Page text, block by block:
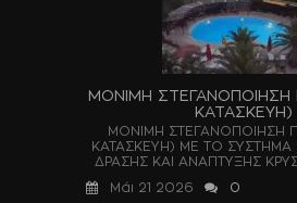
ΜΟΝΙΜΗ ΣΤΕΓΑΝΟΠΟΙΗΣΗ
ΚΑΤΑΣΚΕΥΗ)
ΜΟΝΙΜΗ ΣΤΕΓΑΝΟΠΟΙΗΣΗ
ΚΑΤΑΣΚΕΥΗ) ΜΕ ΤΟ ΣΥΣΤΗΜΑ
ΔΡΑΣΗΣ ΚΑΙ ΑΝΑΠΤΥΞΗΣ
Μάι 21 2026
0